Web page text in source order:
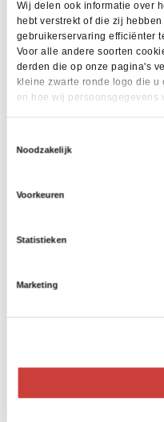
Wij delen ook informatie over
hebt verstrekt of die zij
gebruikerservaring efficiënter
Voor alle andere soorten
derden die op onze pagina's
kleine zwarte ronde logo die
en hoe wij persoonsgegevens
Noodzakelijk
Voorkeuren
Statistieken
Marketing